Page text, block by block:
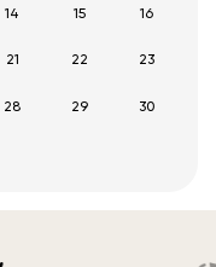
14 15 16
21 22 23
28 29 30